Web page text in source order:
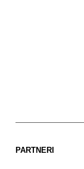
PARTNERI